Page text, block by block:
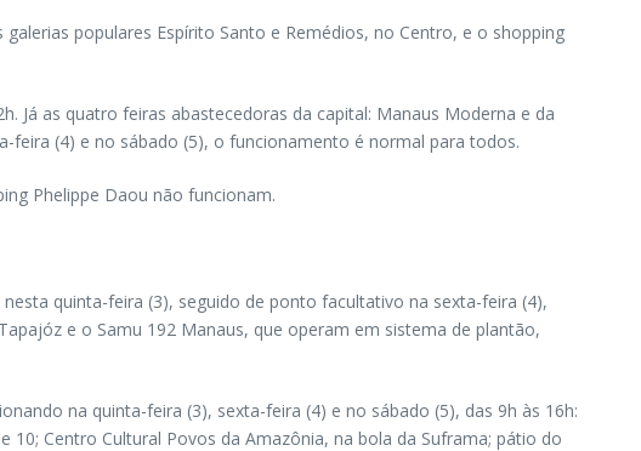
populares Espírito Santo e Remédios, no Centro, e o shopping
Já as quatro feiras abastecedoras da capital: Manaus Moderna e da
feira (4) e no sábado (5), o funcionamento é normal para todos.
Phelippe Daou não funcionam.
quinta-feira (3), seguido de ponto facultativo na sexta-feira (4),
e o Samu 192 Manaus, que operam em sistema de plantão,
na quinta-feira (3), sexta-feira (4) e no sábado (5), das 9h às 16h:
10; Centro Cultural Povos da Amazônia, na bola da Suframa; pátio do